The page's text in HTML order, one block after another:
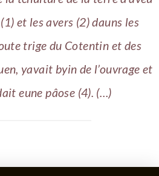
et les avers (2) dauns les
trige du Cotentin et des
yavait byin de l’ouvrage et
eune pâose (4). (…)